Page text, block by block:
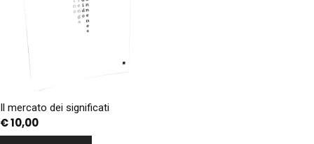
Il mercato dei significati
€10,00